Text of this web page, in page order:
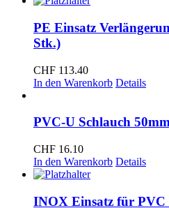
PE Einsatz
Stk.)
CHF 113.40
In den Warenkorb Details
PVC-U Schlauch
CHF 16.10
In den Warenkorb Details
INOX Einsatz für PVC